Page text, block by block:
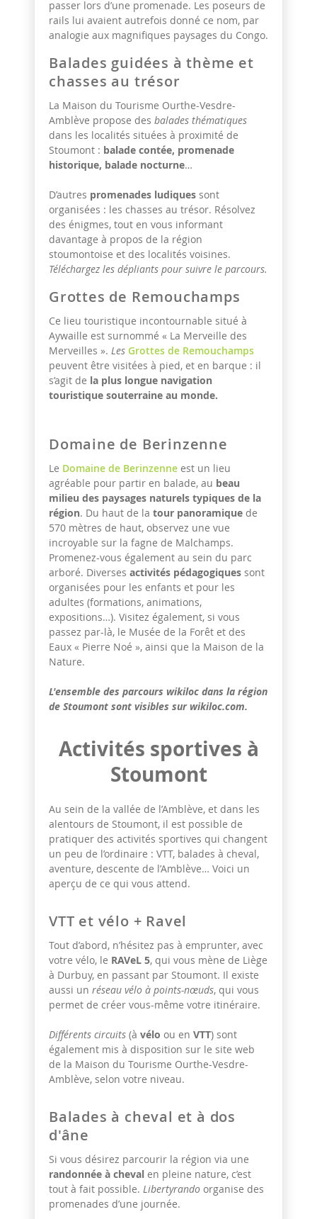
passer lors d’une promenade. Les poseurs de
rails lui avaient autrefois donné ce nom, par
analogie aux magnifiques paysages du Congo.
Balades guidées à thème et
chasses au trésor
La Maison du Tourisme Ourthe-Vesdre-
Amblève propose des balades thématiques
dans les localités situées à proximité de
Stoumont : balade contée, promenade
historique, balade nocturne…
D’autres promenades ludiques sont
organisées : les chasses au trésor. Résolvez
des énigmes, tout en vous informant
davantage à propos de la région
stoumontoise et des localités voisines.
Téléchargez les dépliants pour suivre le parcours.
Grottes de Remouchamps
Ce lieu touristique incontournable situé à
Aywaille est surnommé « La Merveille des
Merveilles ». Les Grottes de Remouchamps
peuvent être visitées à pied, et en barque : il
s’agit de la plus longue navigation
touristique souterraine au monde.
Domaine de Berinzenne
Le Domaine de Berinzenne est un lieu
agréable pour partir en balade, au beau
milieu des paysages naturels typiques de la
région. Du haut de la tour panoramique de
570 mètres de haut, observez une vue
incroyable sur la fagne de Malchamps.
Promenez-vous également au sein du parc
arboré. Diverses activités pédagogiques sont
organisées pour les enfants et pour les
adultes (formations, animations,
expositions…). Visitez également, si vous
passez par-là, le Musée de la Forêt et des
Eaux « Pierre Noé », ainsi que la Maison de la
Nature.
L'ensemble des parcours wikiloc dans la région
de Stoumont sont visibles sur wikiloc.com.
Activités sportives à
Stoumont
Au sein de la vallée de l’Amblève, et dans les
alentours de Stoumont, il est possible de
pratiquer des activités sportives qui changent
un peu de l’ordinaire : VTT, balades à cheval,
aventure, descente de l’Amblève… Voici un
aperçu de ce qui vous attend.
VTT et vélo + Ravel
Tout d’abord, n’hésitez pas à emprunter, avec
votre vélo, le RAVeL 5, qui vous mène de Liège
à Durbuy, en passant par Stoumont. Il existe
aussi un réseau vélo à points-nœuds, qui vous
permet de créer vous-même votre itinéraire.
Différents circuits (à vélo ou en VTT) sont
également mis à disposition sur le site web
de la Maison du Tourisme Ourthe-Vesdre-
Amblève, selon votre niveau.
Balades à cheval et à dos
d'âne
Si vous désirez parcourir la région via une
randonnée à cheval en pleine nature, c’est
tout à fait possible. Libertyrando organise des
promenades d’une journée.